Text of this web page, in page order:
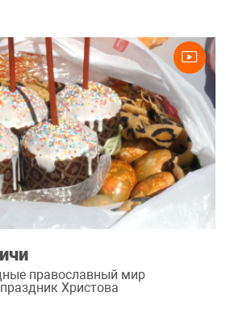
православный мир
Христова